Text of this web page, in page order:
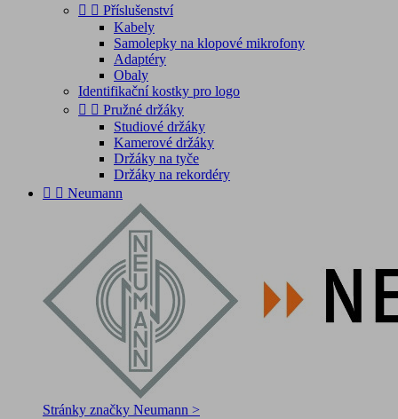
  Příslušenství
Kabely
Samolepky na klopové mikrofony
Adaptéry
Obaly
Identifikační kostky pro logo
  Pružné držáky
Studiové držáky
Kamerové držáky
Držáky na tyče
Držáky na rekordéry
  Neumann
Stránky značky Neumann >